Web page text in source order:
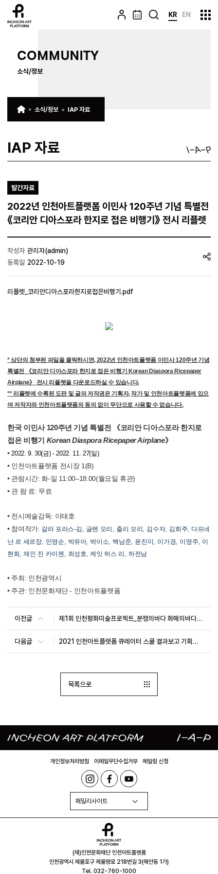
KR EN
COMMUNITY
소식/정보
소식/정보 IAP 자료
IAP 자료
발간자료
2022년 인천아트플랫폼 이민사 120주년 기념 특별전
《코리안 디아스포라 한지로 접은 비행기》 전시 리플렛
작성자 관리자(admin)
등록일 2022-10-19
리플렛_코리안디아스포라한지로접은비행기.pdf
* 상단의 첨부된 파일을 클릭하시면, 2022년 인천아트플랫폼 이민사 120주년 기념
특별전 《코리안 디아스포라 한지로 접은 비행기 Korean Diaspora Ricepaper
Airplane》
전시 리플렛을 다운로드하실 수 있습니다.
** 리플렛에 수록된 도판 및 글의 저작권은 기획자, 작가 및 인천아트플랫폼에 있으
며 저작자와 인천아트플랫폼의 동의 없이 무단으로 사용할 수 없습니다.
한국 이민사 120주년 기념 특별전 《코리안 디아스포라 한지로
접은 비행기 Korean Diaspora Ricepaper Airplane》
• 2022. 9. 30(금) - 2022. 11. 27(일)
• 인천아트플랫폼 전시장 1(B)
• 관람시간: 화-일 11:00–18:00(월요일 휴관)
• 관 람 료: 무료
• 전시예술감독: 이태호
• 참여작가: 갈라 포라스-김 , 글렌 모리 , 줄리 모리, 김수자, 김희주, 다프네
난 르 세르장, 민영순, 박유아, 박이소, 백남준, 윤진미, 이가경, 이영주, 이
현희,제인 진 카이젠 , 최성호,케잇 허스 리 ,하전남
• 주최: 인천광역시
• 주관: 인천문화재단 - 인천아트플랫폼
이전글 제1회 인천평화미술프로젝트_분쟁의바다 화해의바다_도록보기
다음글 2021 인천아트플랫폼 큐레이터 스쿨 결과보고 기획전 《날것(The Raw)》 도록
목록으로
개인정보처리방침 이메일무단수집거부 메일링 신청
패밀리사이트
(재)인천문화재단 인천아트플랫폼
인천광역시 제물포구 제물량로 218번길 3(해안동 1가)
Tel. 032-760-1000